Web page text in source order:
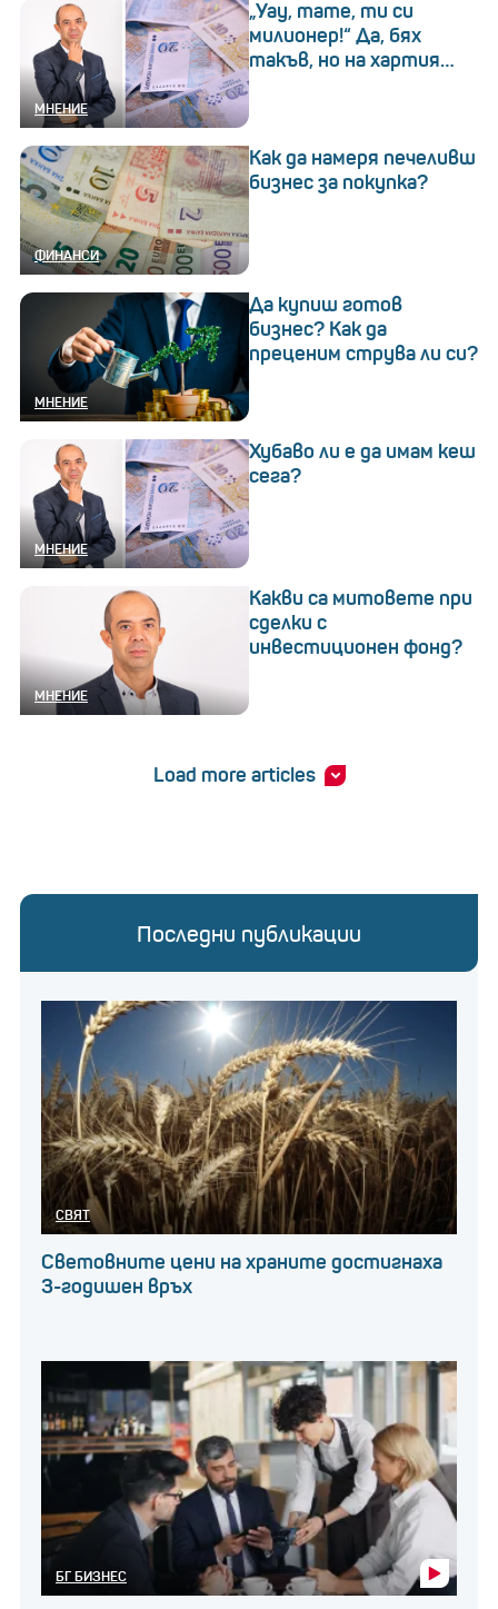
МНЕНИЕ
„Уау, тате, ти си
милионер!“ Да, бях
такъв, но на хартия…
ФИНАНСИ
Как да намеря печеливш
бизнес за покупка?
МНЕНИЕ
Да купиш готов
бизнес? Как да
преценим струва ли си?
МНЕНИЕ
Хубаво ли е да имам кеш
сега?
МНЕНИЕ
Какви са митовете при
сделки с
инвестиционен фонд?
Load more articles
Последни публикации
СВЯТ
Световните цени на храните достигнаха
3-годишен връх
БГ БИЗНЕС